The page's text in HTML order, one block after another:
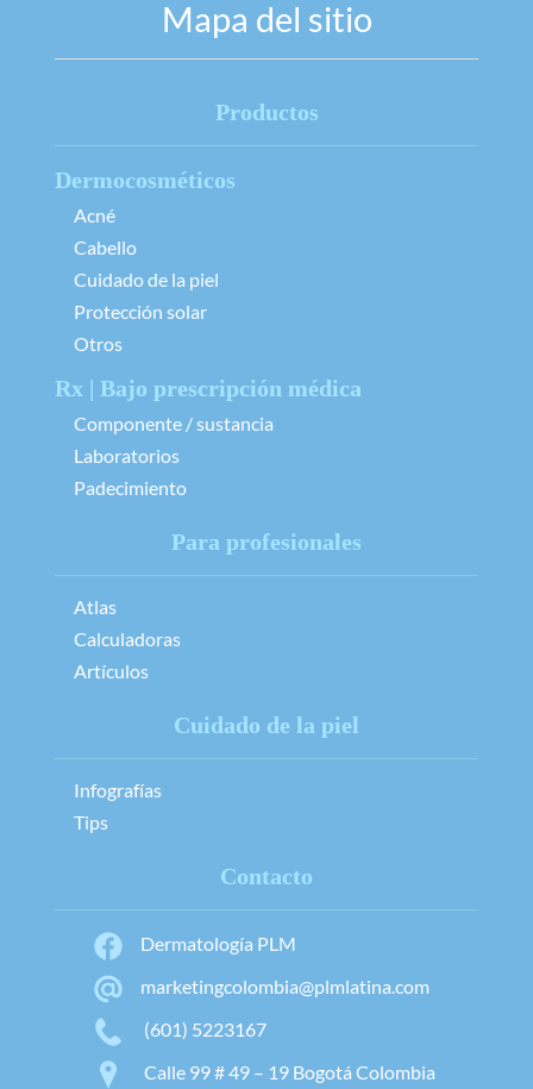
Mapa del sitio
Productos
Dermocosméticos
Acné
Cabello
Cuidado de la piel
Protección solar
Otros
Rx | Bajo prescripción médica
Componente / sustancia
Laboratorios
Padecimiento
Para profesionales
Atlas
Calculadoras
Artículos
Cuidado de la piel
Infografías
Tips
Contacto
Dermatología PLM
marketingcolombia@plmlatina.com
(601) 5223167
Calle 99 # 49 – 19 Bogotá Colombia